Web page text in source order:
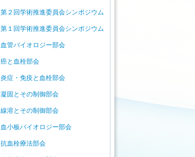
第２回学術推進委員会シンポジウム
第１回学術推進委員会シンポジウム
血管バイオロジー部会
癌と血栓部会
炎症・免疫と血栓部会
凝固とその制御部会
線溶とその制御部会
血小板バイオロジー部会
抗血栓療法部会